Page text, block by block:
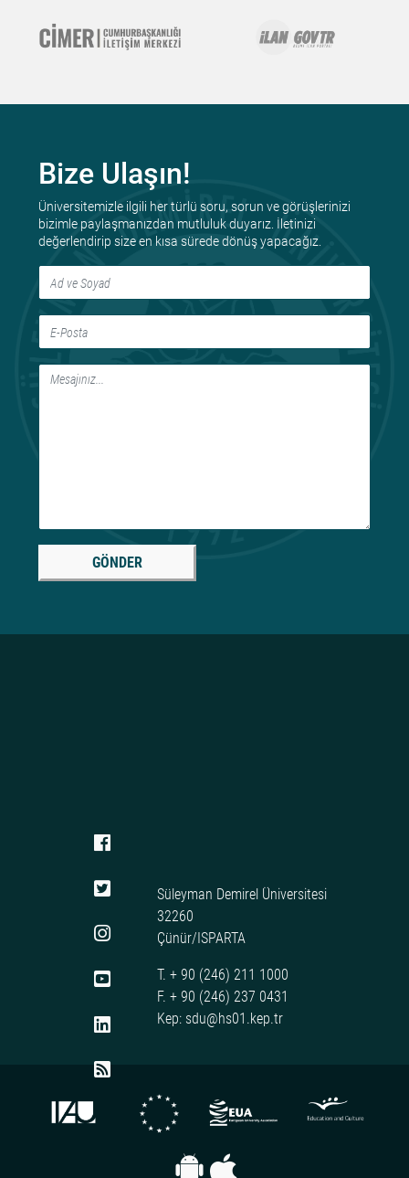
Bize Ulaşın!
Üniversitemizle ilgili her türlü soru, sorun ve görüşlerinizi
bizimle paylaşmanızdan mutluluk duyarız. İletinizi
değerlendirip size en kısa sürede dönüş yapacağız.
GÖNDER
Süleyman Demirel Üniversitesi
32260
Çünür/ISPARTA
T. + 90 (246) 211 1000
F. + 90 (246) 237 0431
Kep: sdu@hs01.kep.tr